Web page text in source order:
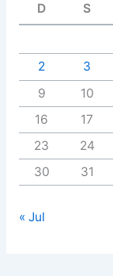
D S
2
3
9
10
16
17
23
24
30
31
« Jul